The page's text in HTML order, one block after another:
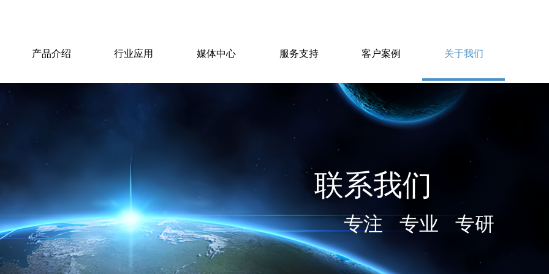
产品介绍 行业应用 媒体中心 服务支持 客户案例 关于我们
联系我们
专注 专业 专研